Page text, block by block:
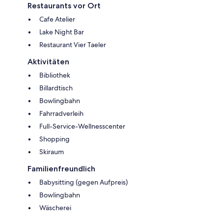
Restaurants vor Ort
Cafe Atelier
Lake Night Bar
Restaurant Vier Taeler
Aktivitäten
Bibliothek
Billardtisch
Bowlingbahn
Fahrradverleih
Full-Service-Wellnesscenter
Shopping
Skiraum
Familienfreundlich
Babysitting (gegen Aufpreis)
Bowlingbahn
Wäscherei